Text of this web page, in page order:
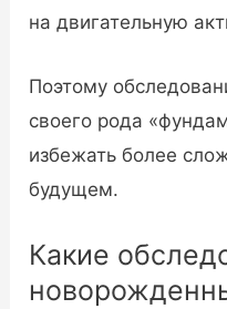
на двигательную
Поэтому
своего рода
избежать более
будущем.
Какие